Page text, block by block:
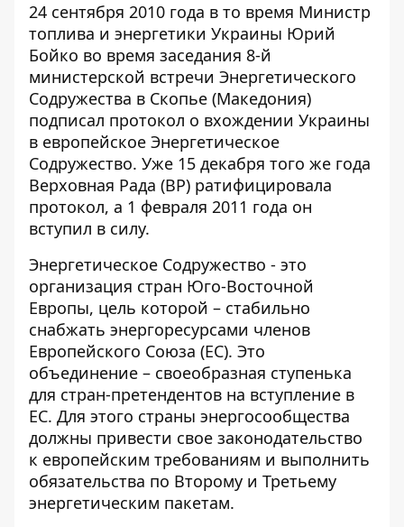
24 сентября 2010 года в то время Министр
топлива и энергетики Украины Юрий
Бойко во время заседания 8-й
министерской встречи Энергетического
Содружества в Скопье (Македония)
подписал протокол о вхождении Украины
в европейское Энергетическое
Содружество. Уже 15 декабря того же года
Верховная Рада (ВР) ратифицировала
протокол, а 1 февраля 2011 года он
вступил в силу.
Энергетическое Содружество - это
организация стран Юго-Восточной
Европы, цель которой – стабильно
снабжать энергоресурсами членов
Европейского Союза (ЕС). Это
объединение – своеобразная ступенька
для стран-претендентов на вступление в
ЕС. Для этого страны энергосообщества
должны привести свое законодательство
к европейским требованиям и выполнить
обязательства по Второму и Третьему
энергетическим пакетам.